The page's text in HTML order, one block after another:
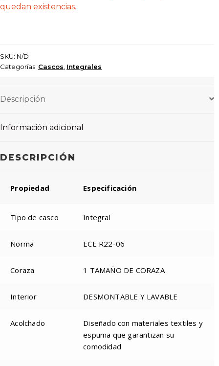
quedan existencias.
SKU: N/D
Categorías: Cascos Integrales
Descripción
Información adicional
DESCRIPCIÓN
Propiedad Especificación
Tipo de casco Integral
Norma ECE R22-06
Coraza 1 TAMAÑO DE CORAZA
Interior DESMONTABLE Y LAVABLE
Acolchado
Diseñado con materiales textiles y
espuma que garantizan su
comodidad